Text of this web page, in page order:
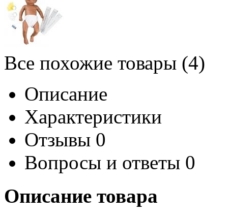
Все похожие товары (4)
Описание
Характеристики
Отзывы 0
Вопросы и ответы 0
Описание товара